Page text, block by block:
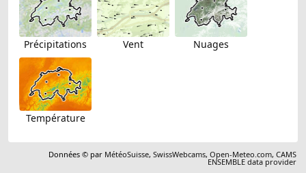
Précipitations Vent Nuages
Température
Données © par MétéoSuisse,SwissWebcams,Open-Meteo.com,CAMS
ENSEMBLE data provider